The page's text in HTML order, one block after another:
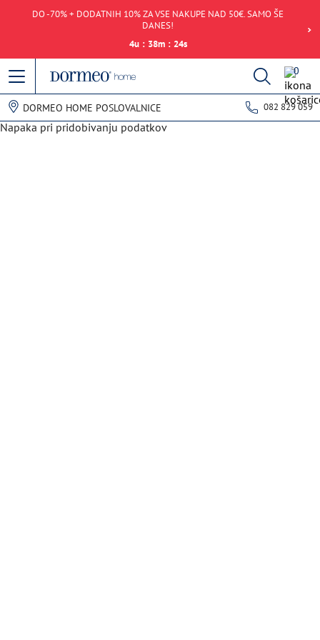
DO -70% + DODATNIH 10% ZA VSE NAKUPE NAD 50€. SAMO ŠE
DANES!
4u : 38m : 24s
0
DORMEO HOME POSLOVALNICE 082 829 059
Napaka pri pridobivanju podatkov